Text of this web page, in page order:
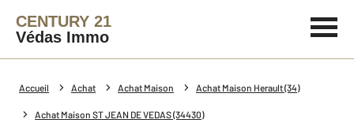
CENTURY 21
Védas Immo
Accueil Achat Achat Maison Achat Maison Herault (34)
Achat Maison ST JEAN DE VEDAS (34430)